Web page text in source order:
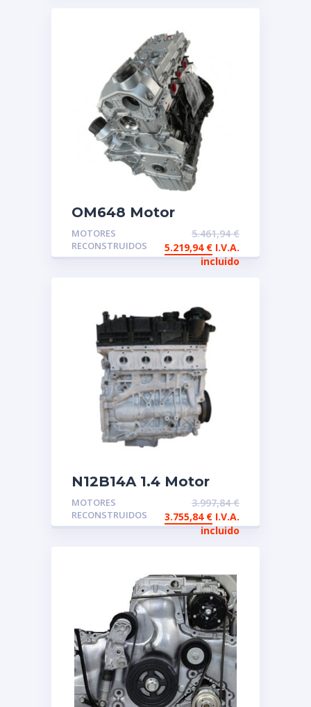
OM648 Motor
Mercedes de
intercambio
reconstruido
MOTORES
RECONSTRUIDOS
5.461,94€
5.219,94 € I.V.A.
incluido
N12B14A 1.4 Motor
reconstruido de
intercambio
MOTORES
RECONSTRUIDOS
3.997,84€
3.755,84 € I.V.A.
incluido